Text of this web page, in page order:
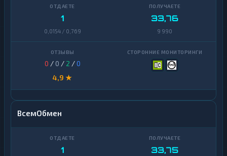
1
0,0154 / 0,769
33,76
9 990
0 / 0 / 2 /0
4,9 ★
ВсемОбмен
1 33,75